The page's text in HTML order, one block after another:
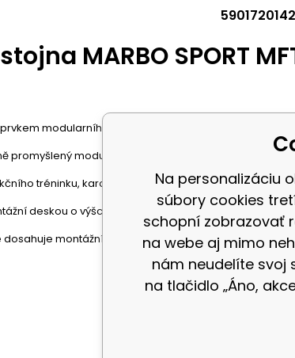
MARBO SPORT
modularního systému, tzv. Monkey Rigs, od
promyšlený modulární systém pro každou
tréninku, kardia, nebo si jen chcete rozšířit
deskou o výšce 8mm, 4 otvory zaručují pevné a
montážního kroku 2,5cm. Pro lepší
Na personalizáciu
súbory cookies
schopní zobrazovať
na webe aj mimo
nám neudelíte svoj
na tlačidlo „Áno,